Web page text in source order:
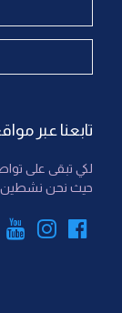
تابعنا عبر
لكي تبقى على
حيث نحن نشطين